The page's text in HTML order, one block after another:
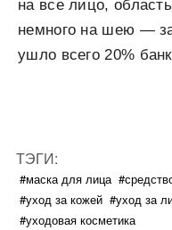
на все лицо,
немного на шею —
ушло всего 20%
ТЭГИ:
#маска для лица
#уход за кожей #уход за
#уходовая косметика